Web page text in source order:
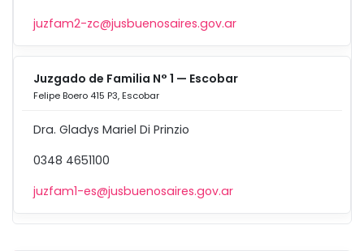
juzfam2-zc@jusbuenosaires.gov.ar
Juzgado de Familia N° 1 — Escobar
Felipe Boero 415 P3, Escobar
Dra. Gladys Mariel Di Prinzio
0348 4651100
juzfam1-es@jusbuenosaires.gov.ar